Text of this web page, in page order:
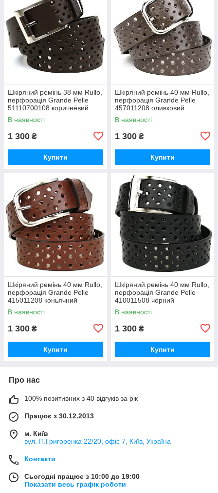
Шкіряний ремінь 38 мм Rullo,
перфорація Grande Pelle
51110700108 коричневий
В наявності
1 300 ₴
Купити
Шкіряний ремінь 40 мм Rullo,
перфорація Grande Pelle
457011208 оливковий
В наявності
1 300 ₴
Купити
Шкіряний ремінь 40 мм Rullo,
перфорація Grande Pelle
415011208 коньячний
В наявності
1 300 ₴
Купити
Шкіряний ремінь 40 мм Rullo,
перфорація Grande Pelle
410011508 чорний
В наявності
1 300 ₴
Купити
Про нас
100% позитивних з 40 відгуків за рік
Працює з 30.12.2013
м. Київ
вул. П.Григоренка 22/20, офіс 7, Київ, Україна
Контакти
Сьогодні працює з 10:00 до 19:00
Показати весь графік роботи